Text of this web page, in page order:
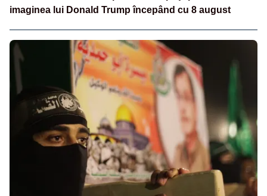
imaginea lui Donald Trump începând cu 8 august